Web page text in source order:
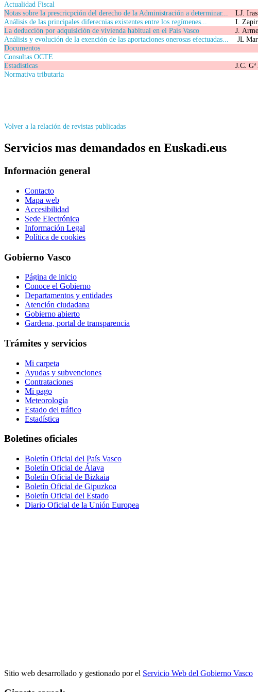
Actualidad Fiscal
Notas sobre la prescricpción del derecho de la Administración a determinar...
LJ.
Análisis de las principales diferecnias existentes entre los regímenes...
I.
La deducción por adquisición de vivienda habitual en el País Vasco
J.
Análisis y evolución de la exención de las aportaciones onerosas efectuadas...
JL
Documentos
Consultas OCTE
Estadísticas
J.C.
Normativa tributaria
Volver a la relación de revistas publicadas
Servicios mas demandados en Euskadi.eus
Información general
Contacto
Mapa web
Accesibilidad
Sede Electrónica
Información Legal
Política de cookies
Gobierno Vasco
Página de inicio
Conoce el Gobierno
Departamentos y entidades
Atención ciudadana
Gobierno abierto
Gardena, portal de transparencia
Trámites y servicios
Mi carpeta
Ayudas y subvenciones
Contrataciones
Mi pago
Meteorología
Estado del tráfico
Estadística
Boletines oficiales
Boletín Oficial del País Vasco
Boletín Oficial de Álava
Boletín Oficial de Bizkaia
Boletín Oficial de Gipuzkoa
Boletín Oficial del Estado
Diario Oficial de la Unión Europea
Sitio web desarrollado y gestionado por el Servicio Web del Gobierno Vasco